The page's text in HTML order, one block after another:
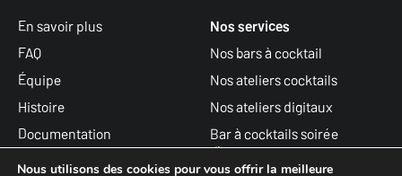
En savoir plus
FAQ
Équipe
Histoire
Documentation
Actualités
Nos services
Nos bars à cocktail
Nos ateliers cocktails
Nos ateliers digitaux
Bar à cocktails soirée
d’entreprise
Nous utilisons des cookies pour vous offrir la meilleure